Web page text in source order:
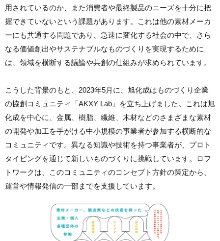
用されているのか、また消費者や最終製品のニーズを十分に把
握できていないという課題があります。これは他の素材メーカ
ーにも共通する問題であり、急速に変化する社会の中で、さら
なる価値創出やサステナブルなものづくりを実現するために
は、領域を横断する議論や共創の仕組みが求められています。
こうした背景のもと、2023年5月に、旭化成はものづくり企業
の協創コミュニティ「AKXY Lab」を立ち上げました。これは旭
化成を中心に、金属、樹脂、繊維、木材などのさまざまな素材
の開発や加工を手がける中小規模の事業者が参加する横断的な
コミュニティです。異なる知識や技術を持つ事業者が、プロト
タイピングを通じて新しいものづくりに挑戦しています。ロフ
トワークは、このコミュニティのコンセプト方針の策定から、
運営や情報発信の一部までを支援しています。